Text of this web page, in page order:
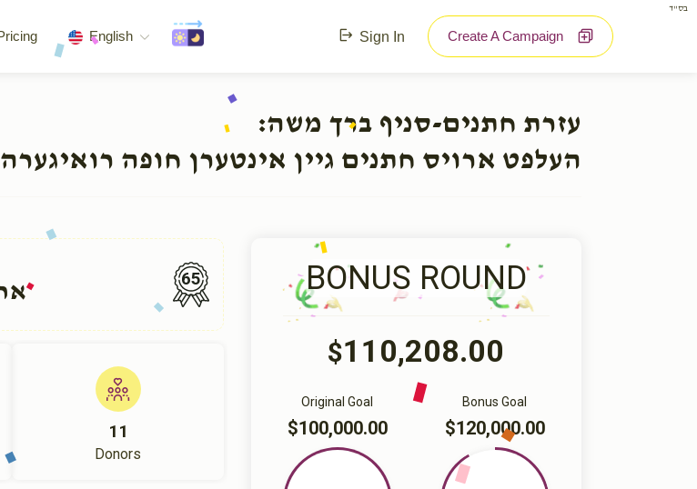
בס"ד
English Sign In Create A Campaign
עזרת חתנים-סניף ברך משה:
העלפט ארויס חתנים גיין אינטערן חופה
65
11
Donors
BONUS ROUND
$110,208.00
Bonus Goal
$120,000.00
Original Goal
$100,000.00